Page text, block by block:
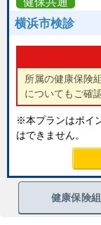
横浜市検診
所属の健康保険
についてもご確
※本プランはポイ
はできません。
健康保険